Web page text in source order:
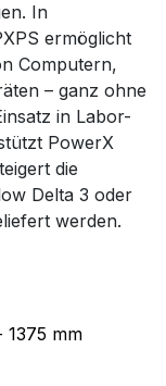
In
ermöglicht
Computern,
– ganz ohne
in Labor-
PowerX
die
Delta 3 oder
werden.
1375 mm